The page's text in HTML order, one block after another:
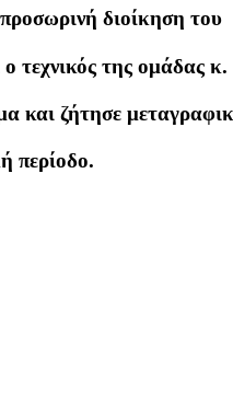
διοίκηση του
τεχνικός της ομάδας κ.
και ζήτησε
περίοδο.